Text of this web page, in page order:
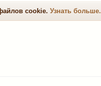
cookie. Узнать больше.